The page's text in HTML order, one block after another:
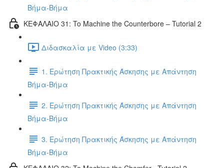
Βήμα-Βήμα
ΚΕΦΑΛΑΙΟ 31: To Machine the Counterbore – Tutorial 2
Διδασκαλία με Video (3:33)
1. Ερώτηση Πρακτικής Άσκησης με Απάντηση
Βήμα-Βήμα
2. Ερώτηση Πρακτικής Άσκησης με Απάντηση
Βήμα-Βήμα
3. Ερώτηση Πρακτικής Άσκησης με Απάντηση
Βήμα-Βήμα